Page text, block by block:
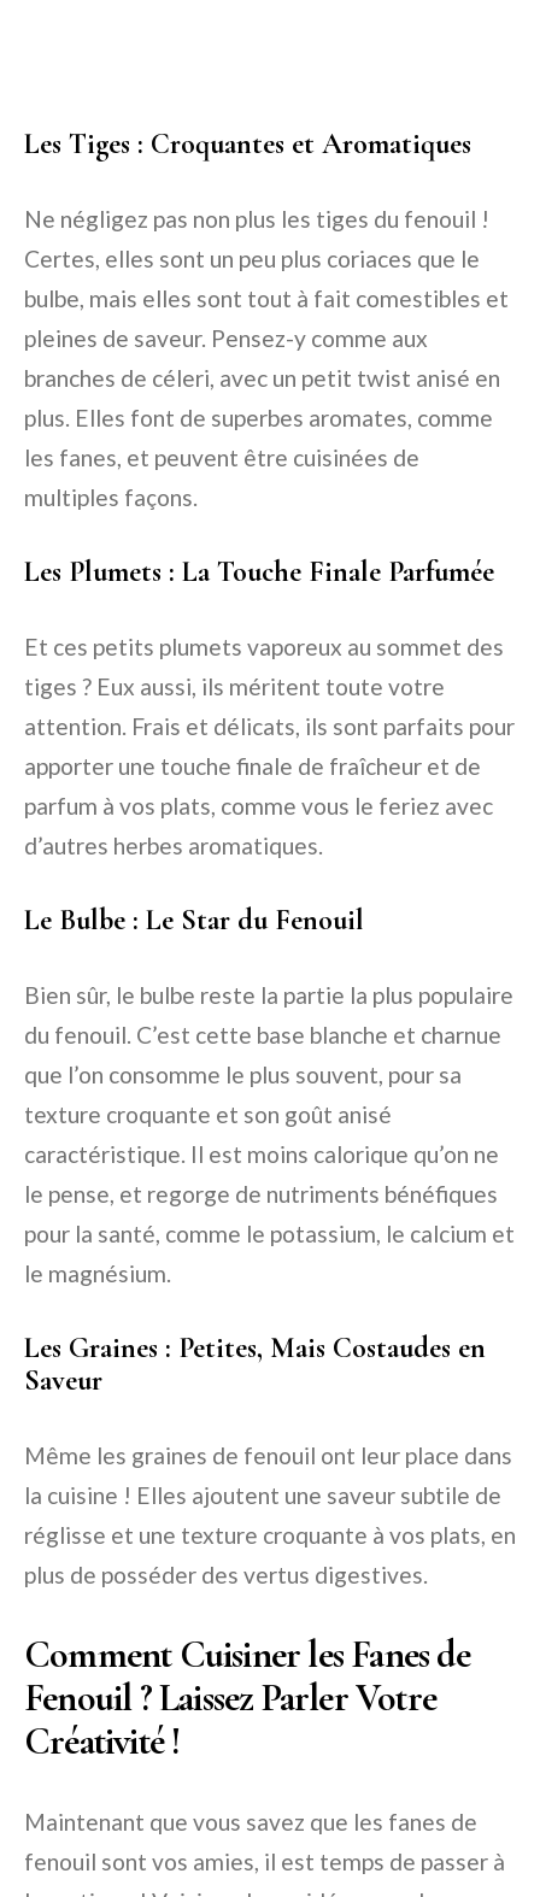
Les Tiges : Croquantes et Aromatiques
Ne négligez pas non plus les tiges du fenouil !
Certes, elles sont un peu plus coriaces que le
bulbe, mais elles sont tout à fait comestibles et
pleines de saveur. Pensez-y comme aux
branches de céleri, avec un petit twist anisé en
plus. Elles font de superbes aromates, comme
les fanes, et peuvent être cuisinées de
multiples façons.
Les Plumets : La Touche Finale Parfumée
Et ces petits plumets vaporeux au sommet des
tiges ? Eux aussi, ils méritent toute votre
attention. Frais et délicats, ils sont parfaits pour
apporter une touche finale de fraîcheur et de
parfum à vos plats, comme vous le feriez avec
d’autres herbes aromatiques.
Le Bulbe : Le Star du Fenouil
Bien sûr, le bulbe reste la partie la plus populaire
du fenouil. C’est cette base blanche et charnue
que l’on consomme le plus souvent, pour sa
texture croquante et son goût anisé
caractéristique. Il est moins calorique qu’on ne
le pense, et regorge de nutriments bénéfiques
pour la santé, comme le potassium, le calcium et
le magnésium.
Les Graines : Petites, Mais Costaudes en
Saveur
Même les graines de fenouil ont leur place dans
la cuisine ! Elles ajoutent une saveur subtile de
réglisse et une texture croquante à vos plats, en
plus de posséder des vertus digestives.
Comment Cuisiner les Fanes de
Fenouil ? Laissez Parler Votre
Créativité !
Maintenant que vous savez que les fanes de
fenouil sont vos amies, il est temps de passer à